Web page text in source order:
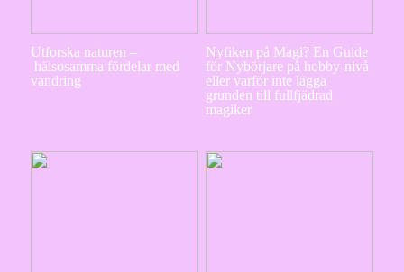
Utforska naturen –
hälsosamma fördelar med
vandring
Nyfiken på Magi? En Guide
för Nybörjare på hobby-nivå
eller varför inte lägga
grunden till fullfjädrad
magiker